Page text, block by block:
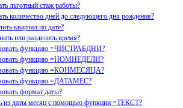
льготный стаж работы?
количество дней до следующего дня рождения?
квартал по дате?
или разделить время?
функцию =ЧИСТРАБДНИ?
функцию =НОМНЕДЕЛИ?
функцию =КОНМЕСЯЦА?
функцию =ДАТАМЕС?
формат даты?
из даты месяц с помощью функции =ТЕКСТ?